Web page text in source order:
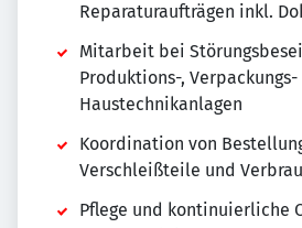
Reparaturaufträgen inkl.
Mitarbeit bei
Produktions-, Verpackungs-
Haustechnikanlagen
Koordination von
Verschleißteile und
Pflege und kontinuierliche